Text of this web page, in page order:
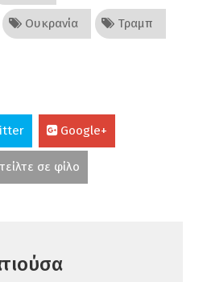
Ουκρανία Τραμπ
Google+
σε φίλο